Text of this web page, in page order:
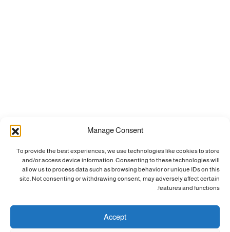
Manage Consent
To provide the best experiences, we use technologies like cookies to store
and/or access device information. Consenting to these technologies will
allow us to process data such as browsing behavior or unique IDs on this
site. Not consenting or withdrawing consent, may adversely affect certain
features and functions.
Accept